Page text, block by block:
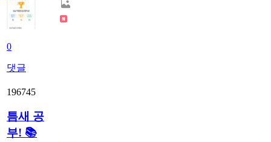
0
댓글
196745
틈새 공
부! 📚